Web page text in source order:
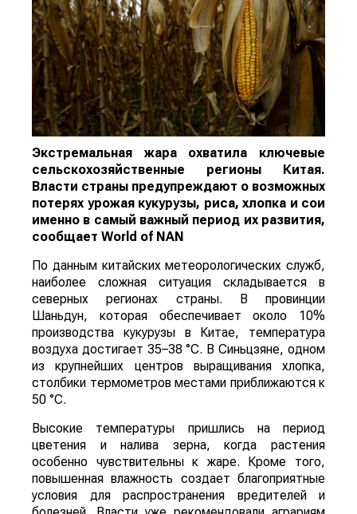
Экстремальная жара охватила ключевые
сельскохозяйственные регионы Китая.
Власти страны предупреждают о возможных
потерях урожая кукурузы, риса, хлопка и сои
именно в самый важный период их развития,
сообщает World of NAN
По данным китайских метеорологических служб,
наиболее сложная ситуация складывается в
северных регионах страны. В провинции
Шаньдун, которая обеспечивает около 10%
производства кукурузы в Китае, температура
воздуха достигает 35–38 °C. В Синьцзяне, одном
из крупнейших центров выращивания хлопка,
столбики термометров местами приближаются к
50 °C.
Высокие температуры пришлись на период
цветения и налива зерна, когда растения
особенно чувствительны к жаре. Кроме того,
повышенная влажность создает благоприятные
условия для распространения вредителей и